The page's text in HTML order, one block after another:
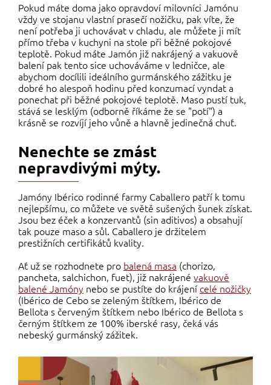
Pokud máte doma jako opravdoví milovníci Jamónu
vždy ve stojanu vlastní prasečí nožičku, pak víte, že
není potřeba ji uchovávat v chladu, ale můžete ji mít
přímo třeba v kuchyni na stole při běžné pokojové
teplotě. Pokud máte Jamón již nakrájený a vakuově
balení pak tento sice uchováváme v ledničce, ale
abychom docílili ideálního gurmánského zážitku je
dobré ho alespoň hodinu před konzumací vyndat a
ponechat při běžné pokojové teplotě. Maso pustí tuk,
stává se lesklým (odborně říkáme že se "potí") a
krásně se rozvíjí jeho vůně a hlavně jedinečná chuť.
Nenechte se zmást
nepravdivými mýty.
Jamóny Ibérico rodinné farmy Caballero patří k tomu
nejlepšímu, co můžete ve světě sušených šunek získat.
Jsou bez éček a konzervantů (sin aditivos) a obsahují
tak pouze maso a sůl. Caballero je držitelem
prestižních certifikátů kvality.
Ať už se rozhodnete pro balená masa (chorizo,
pancheta, salchichon, fuet), již nakrájené vakuově
balené Jamóny nebo se pustíte do krájení celé nožičky
(Ibérico de Cebo se zeleným štítkem, Ibérico de
Bellota s červeným štítkem nebo Ibérico de Bellota s
černým štítkem ze 100% iberské rasy, čeká vás
nebeský gurmánský zážitek.